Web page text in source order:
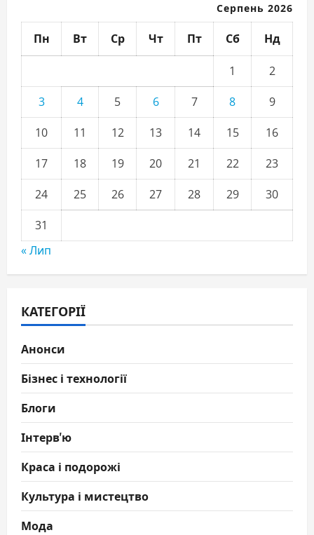
Серпень 2026
Пн Вт Ср Чт Пт Сб Нд
1
2
3
4 5 6 7 8
9
10
11 12 13 14 15
16
17
18 19 20 21 22
23
24
25 26 27 28 29
30
31
« Лип
КАТЕГОРІЇ
Анонси
Бізнес і технології
Блоги
Інтерв'ю
Краса і подорожі
Культура і мистецтво
Мода